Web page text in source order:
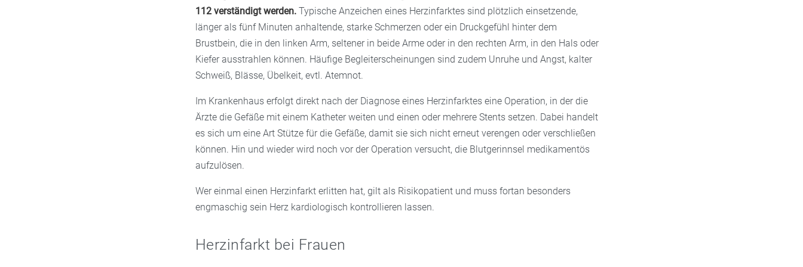
112 verständigt werden.Typische Anzeichen eines Herzinfarktes sind plötzlich einsetzende,
länger als fünf Minuten anhaltende, starke Schmerzen oder ein Druckgefühl hinter dem
Brustbein, die in den linken Arm, seltener in beide Arme oder in den rechten Arm, in den Hals oder
Kiefer ausstrahlen können. Häufige Begleiterscheinungen sind zudem Unruhe und Angst, kalter
Schweiß, Blässe, Übelkeit, evtl. Atemnot.
Im Krankenhaus erfolgt direkt nach der Diagnose eines Herzinfarktes eine Operation, in der die
Ärzte die Gefäße mit einem Katheter weiten und einen oder mehrere Stents setzen. Dabei handelt
es sich um eine Art Stütze für die Gefäße, damit sie sich nicht erneut verengen oder verschließen
können. Hin und wieder wird noch vor der Operation versucht, die Blutgerinnsel medikamentös
aufzulösen.
Wer einmal einen Herzinfarkt erlitten hat, gilt als Risikopatient und muss fortan besonders
engmaschig sein Herz kardiologisch kontrollieren lassen.
Herzinfarkt bei Frauen